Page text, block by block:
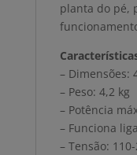
planta do pé,
– Dimensões:
– Peso: 4,2 kg
– Potência
– Funciona
– Tensão: